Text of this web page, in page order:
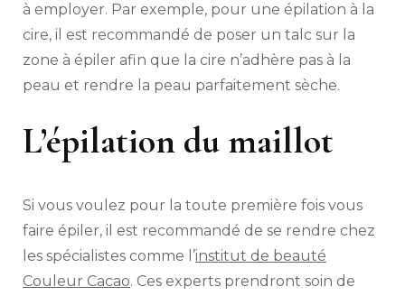
à employer. Par exemple, pour une épilation à la
cire, il est recommandé de poser un talc sur la
zone à épiler afin que la cire n’adhère pas à la
peau et rendre la peau parfaitement sèche.
L’épilation du maillot
Si vous voulez pour la toute première fois vous
faire épiler, il est recommandé de se rendre chez
les spécialistes comme l’institut de beauté
Couleur Cacao. Ces experts prendront soin de